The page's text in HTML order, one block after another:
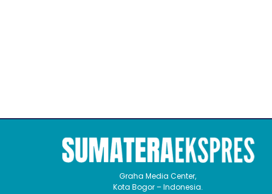
Graha Media Center,
Kota Bogor – Indonesia.